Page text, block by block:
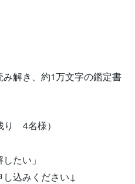
解き、約1万文字の鑑定書
4名様）
たい」
し込みください↓